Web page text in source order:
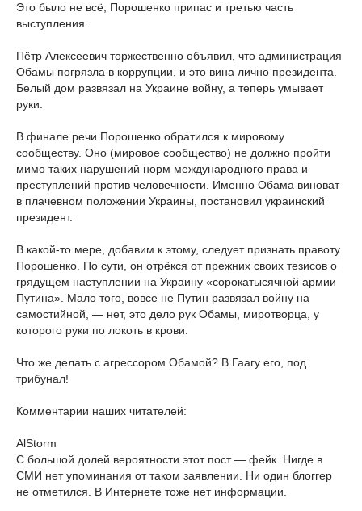
Это было не всё; Порошенко припас и третью часть
выступления.
Пётр Алексеевич торжественно объявил, что администрация
Обамы погрязла в коррупции, и это вина лично президента.
Белый дом развязал на Украине войну, а теперь умывает
руки.
В финале речи Порошенко обратился к мировому
сообществу. Оно (мировое сообщество) не должно пройти
мимо таких нарушений норм международного права и
преступлений против человечности. Именно Обама виноват
в плачевном положении Украины, постановил украинский
президент.
В какой-то мере, добавим к этому, следует признать правоту
Порошенко. По сути, он отрёкся от прежних своих тезисов о
грядущем наступлении на Украину «сорокатысячной армии
Путина». Мало того, вовсе не Путин развязал войну на
самостийной, — нет, это дело рук Обамы, миротворца, у
которого руки по локоть в крови.
Что же делать с агрессором Обамой? В Гаагу его, под
трибунал!
Комментарии наших читателей:
AlStorm
С большой долей вероятности этот пост — фейк. Нигде в
СМИ нет упоминания от таком заявлении. Ни один блоггер
не отметился. В Интернете тоже нет информации.